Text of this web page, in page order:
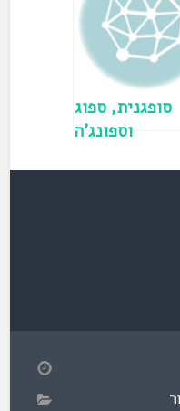
ב
ח
ל
ו
ד
ש
)סופגנית, ספוג
וספונג'ה